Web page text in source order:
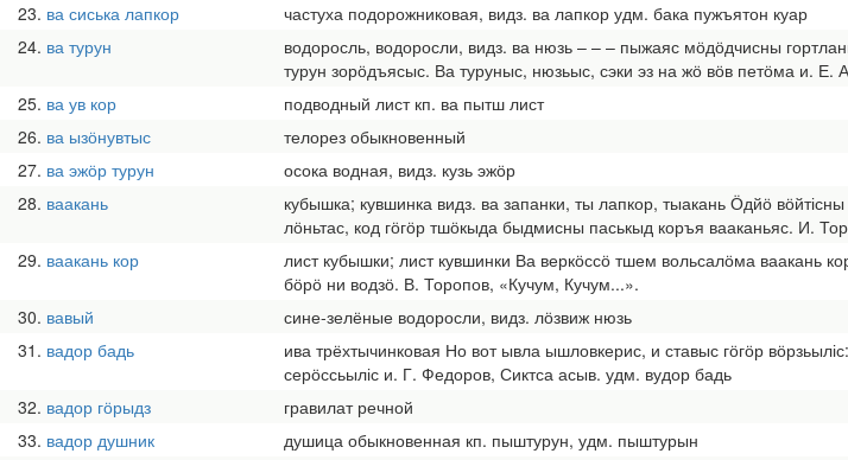
23 ва сиська лапкор
частуха подорожниковая, видз. ва лапкор удм. бака пужъятон куар
24 ва турун
водоросль, водоросли, видз. ва нюзь – – – пыжаяс мӧдӧдчисны
турун зорӧдъясыс. Ва туруныс, нюзьыс, сэки эз на жӧ вӧв петӧма и.
25 ва ув кор
подводный лист кп. ва пытш лист
26 ва ызӧнувтыс
телорез обыкновенный
27 ва эжӧр турун
осока водная, видз. кузь эжӧр
28 ваакань
кубышка; кувшинка видз. ва запанки, ты лапкор, тыакань Ӧдйӧ
лӧньтас, код гӧгӧр тшӧкыда быдмисны паськыд коръя вааканьяс. И.
29 ваакань кор
лист кубышки; лист кувшинки Ва веркӧссӧ тшем вольсалӧма ваакань
бӧрӧ ни водзӧ. В. Торопов, «Кучум, Кучум...».
30 вавый
сине-зелёные водоросли, видз. лӧзвиж нюзь
31 вадор бадь
ива трёхтычинковая Но вот ывла ышловкерис, и ставыс гӧгӧр
серӧссьыліс и. Г. Федоров, Сиктса асыв. удм. вудор бадь
32 вадор гӧрыдз
гравилат речной
33 вадор душник
душица обыкновенная кп. пыштурун, удм. пыштурын